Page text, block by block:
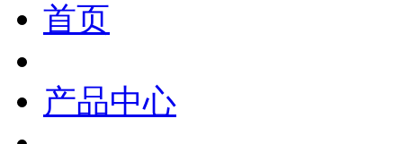
首页
产品中心